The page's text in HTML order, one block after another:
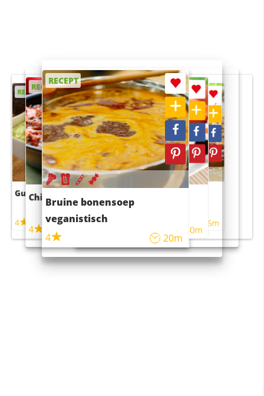
RECEPT
Guacamole
4
RECEPT
Chili con carne
4 45m
RECEPT
Bruine bonensoep
veganistisch
4
20m
RECEPT
Sushi rijstsalade
maaltijdsalade
40m
RECEPT
4 55m